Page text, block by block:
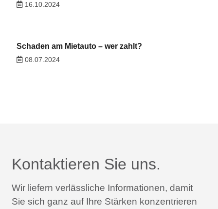
16.10.2024
Schaden am Mietauto – wer zahlt?
08.07.2024
Kontaktieren Sie uns.
Wir liefern verlässliche Informationen, damit
Sie sich ganz auf Ihre Stärken konzentrieren